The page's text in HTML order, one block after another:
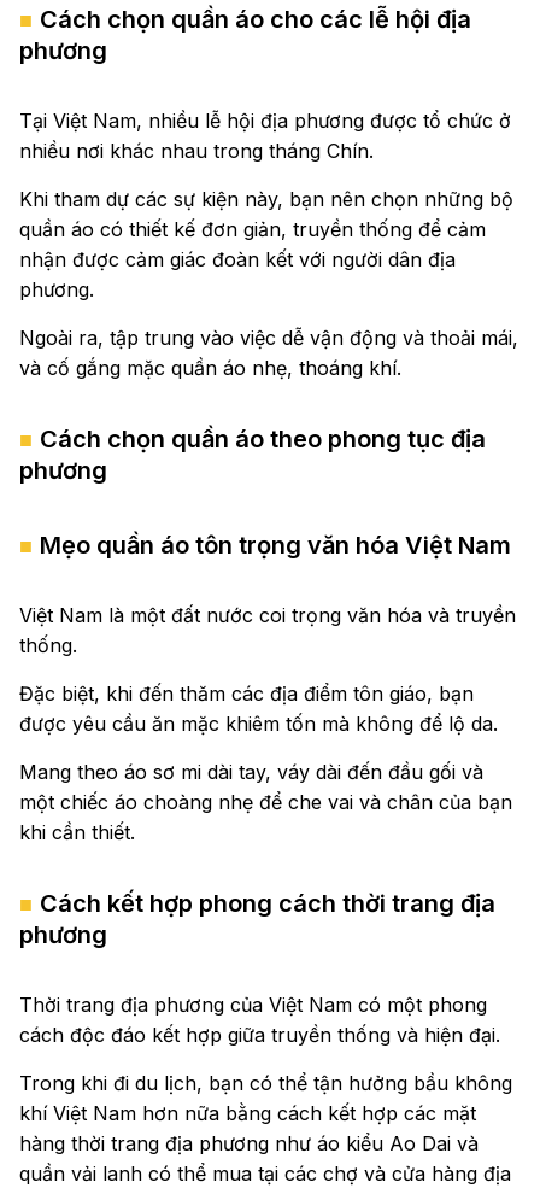
Cách chọn quần áo cho các lễ hội địa
phương
Tại Việt Nam, nhiều lễ hội địa phương được tổ chức ở
nhiều nơi khác nhau trong tháng Chín.
Khi tham dự các sự kiện này, bạn nên chọn những bộ
quần áo có thiết kế đơn giản, truyền thống để cảm
nhận được cảm giác đoàn kết với người dân địa
phương.
Ngoài ra, tập trung vào việc dễ vận động và thoải mái,
và cố gắng mặc quần áo nhẹ, thoáng khí.
Cách chọn quần áo theo phong tục địa
phương
Mẹo quần áo tôn trọng văn hóa Việt Nam
Việt Nam là một đất nước coi trọng văn hóa và truyền
thống.
Đặc biệt, khi đến thăm các địa điểm tôn giáo, bạn
được yêu cầu ăn mặc khiêm tốn mà không để lộ da.
Mang theo áo sơ mi dài tay, váy dài đến đầu gối và
một chiếc áo choàng nhẹ để che vai và chân của bạn
khi cần thiết.
Cách kết hợp phong cách thời trang địa
phương
Thời trang địa phương của Việt Nam có một phong
cách độc đáo kết hợp giữa truyền thống và hiện đại.
Trong khi đi du lịch, bạn có thể tận hưởng bầu không
khí Việt Nam hơn nữa bằng cách kết hợp các mặt
hàng thời trang địa phương như áo kiểu Ao Dai và
quần vải lanh có thể mua tại các chợ và cửa hàng địa